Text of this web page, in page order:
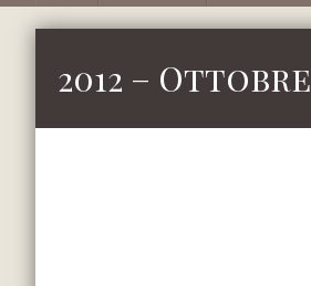
2012 – Ottobre